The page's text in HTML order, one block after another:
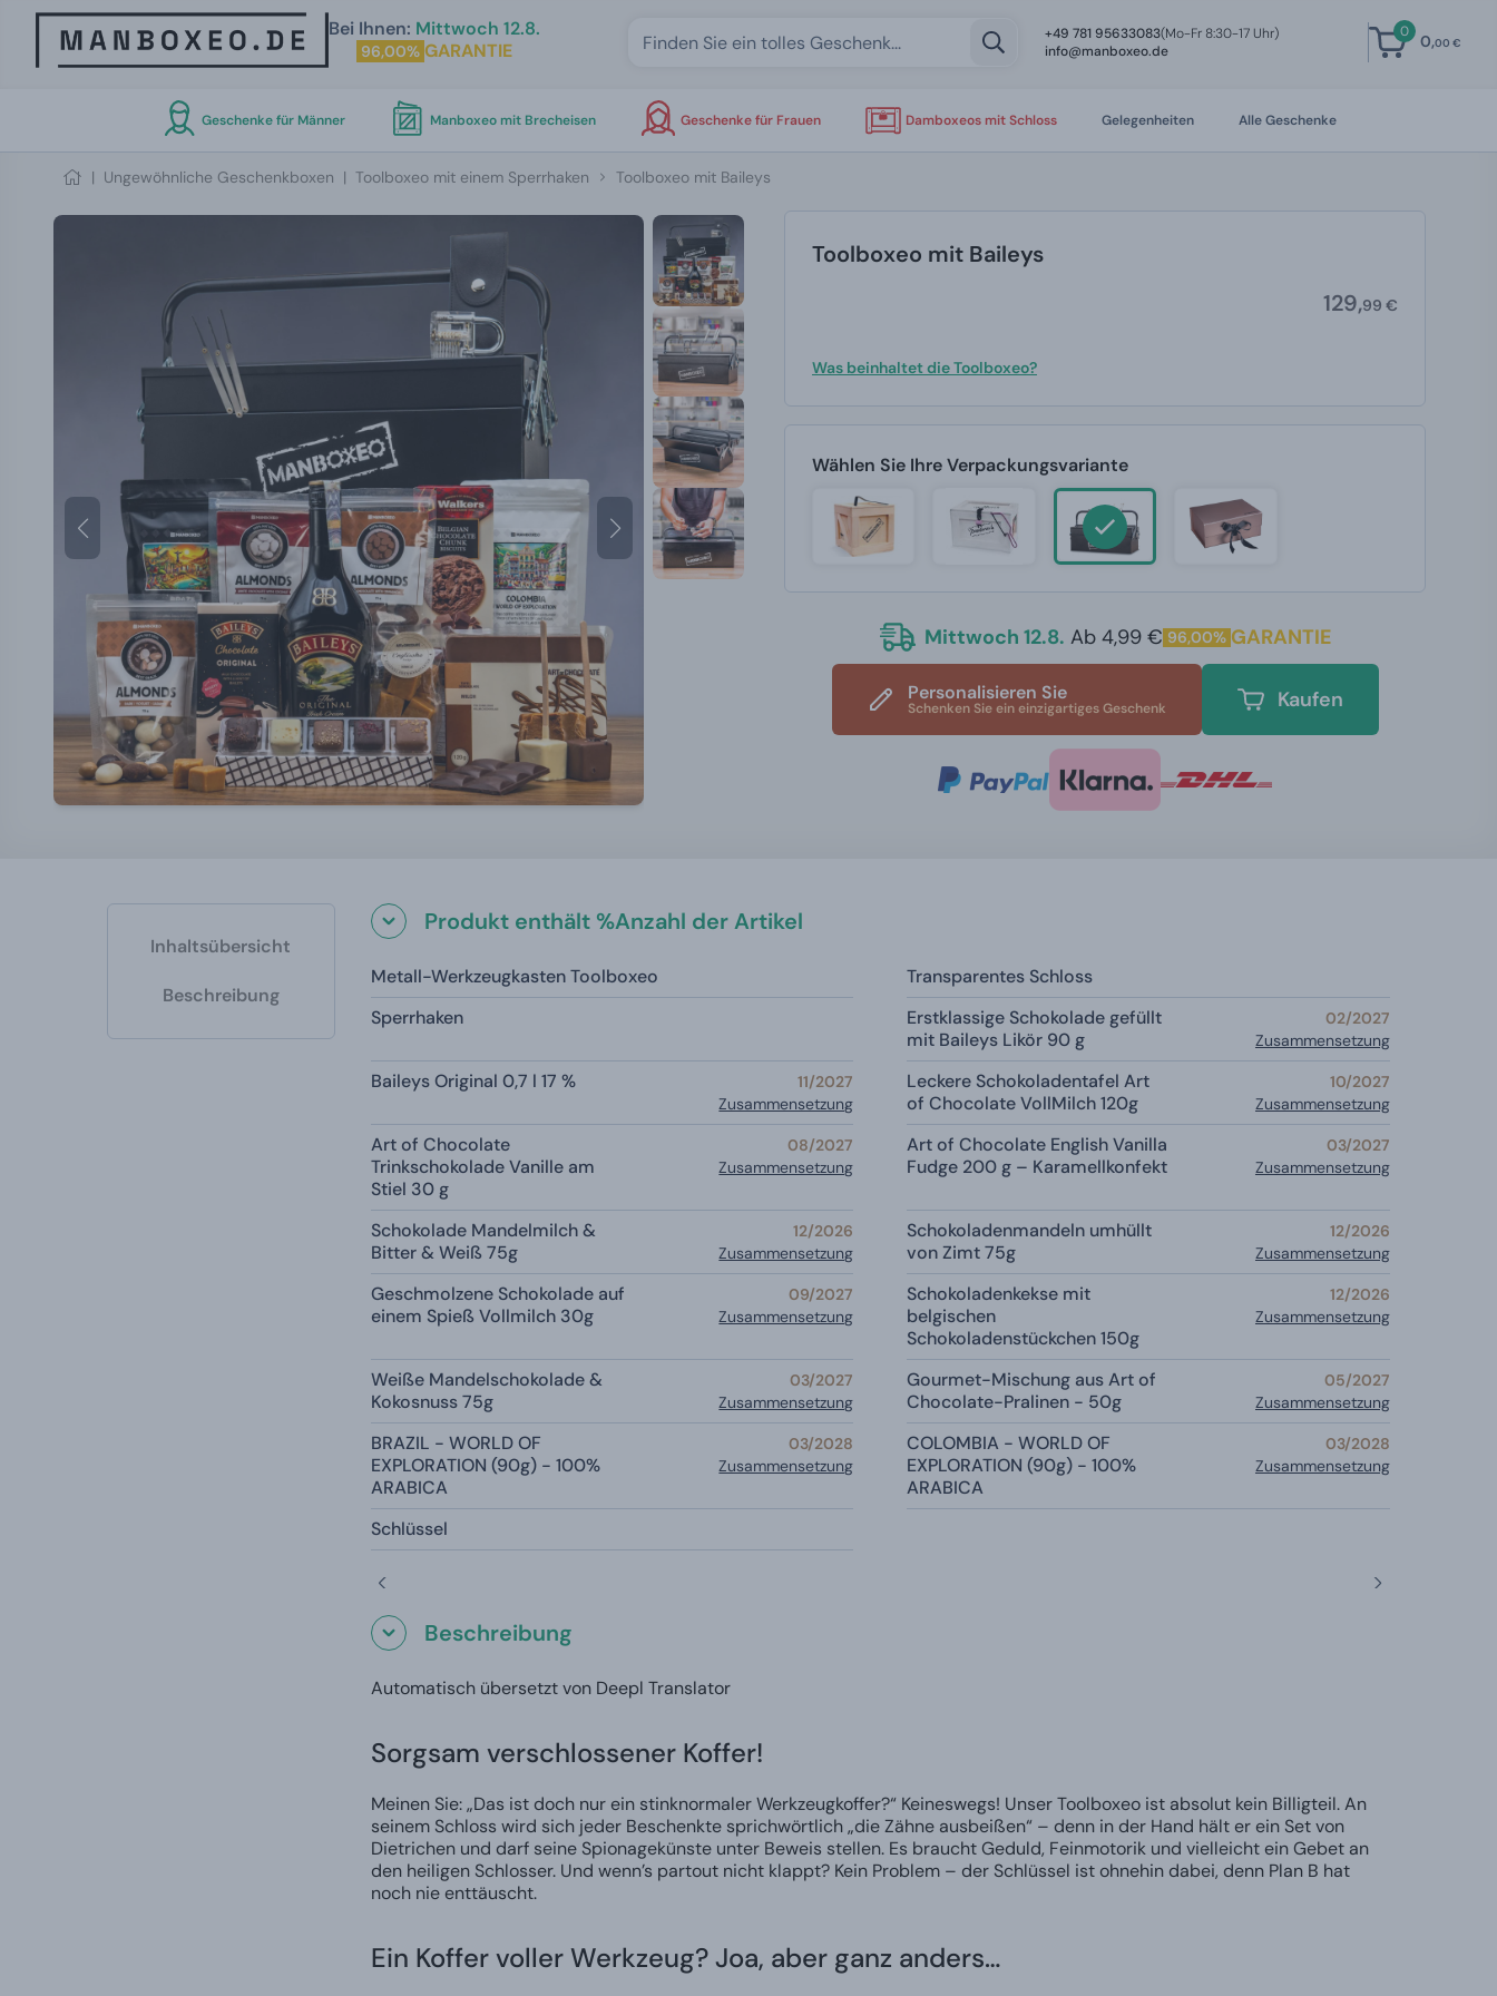
Bei Ihnen: Mittwoch 12.8.
96,00% GARANTIE
+49 781 95633083(Mo-Fr 8:30-17 Uhr)
info@manboxeo.de
0 0,00 €
Geschenke für Männer Manboxeo mit Brecheisen Geschenke für Frauen Damboxeos mit Schloss Gelegenheiten Alle Geschenke
| Ungewöhnliche Geschenkboxen | Toolboxeo mit einem Sperrhaken Toolboxeo mit Baileys
Toolboxeo mit Baileys
129,99 €
Was beinhaltet die Toolboxeo?
Wählen Sie Ihre Verpackungsvariante
Mittwoch 12.8. Ab 4,99 € 96,00% GARANTIE
Personalisieren Sie
Schenken Sie ein einzigartiges Geschenk Kaufen
Inhaltsübersicht
Beschreibung
Produkt enthält %Anzahl der Artikel
Metall-Werkzeugkasten Toolboxeo
Transparentes Schloss
Sperrhaken
Erstklassige Schokolade gefüllt
mit Baileys Likör 90 g
02/2027
Zusammensetzung
Baileys Original 0,7 l 17 %
11/2027
Zusammensetzung
Leckere Schokoladentafel Art
of Chocolate VollMilch 120g
10/2027
Zusammensetzung
Art of Chocolate
Trinkschokolade Vanille am
Stiel 30 g
08/2027
Zusammensetzung
Art of Chocolate English Vanilla
Fudge 200 g – Karamellkonfekt
03/2027
Zusammensetzung
Schokolade Mandelmilch &
Bitter & Weiß 75g
12/2026
Zusammensetzung
Schokoladenmandeln umhüllt
von Zimt 75g
12/2026
Zusammensetzung
Geschmolzene Schokolade auf
einem Spieß Vollmilch 30g
09/2027
Zusammensetzung
Schokoladenkekse mit
belgischen
Schokoladenstückchen 150g
12/2026
Zusammensetzung
Weiße Mandelschokolade &
Kokosnuss 75g
03/2027
Zusammensetzung
Gourmet-Mischung aus Art of
Chocolate-Pralinen - 50g
05/2027
Zusammensetzung
BRAZIL - WORLD OF
EXPLORATION (90g) - 100%
ARABICA
03/2028
Zusammensetzung
COLOMBIA - WORLD OF
EXPLORATION (90g) - 100%
ARABICA
03/2028
Zusammensetzung
Schlüssel
Beschreibung
Automatisch übersetzt von Deepl Translator
Sorgsam verschlossener Koffer!
Meinen Sie: „Das ist doch nur ein stinknormaler Werkzeugkoffer?“ Keineswegs! Unser Toolboxeo ist absolut kein Billigteil. An
seinem Schloss wird sich jeder Beschenkte sprichwörtlich „die Zähne ausbeißen“ – denn in der Hand hält er ein Set von
Dietrichen und darf seine Spionagekünste unter Beweis stellen. Es braucht Geduld, Feinmotorik und vielleicht ein Gebet an
den heiligen Schlosser. Und wenn’s partout nicht klappt? Kein Problem – der Schlüssel ist ohnehin dabei, denn Plan B hat
noch nie enttäuscht.
Ein Koffer voller Werkzeug? Joa, aber ganz anders…